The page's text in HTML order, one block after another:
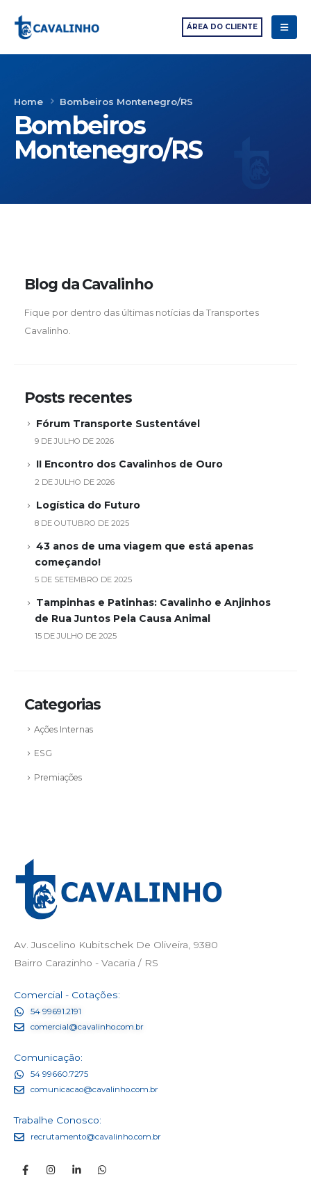
ÁREA DO CLIENTE
Home Bombeiros Montenegro/RS
Bombeiros
Montenegro/RS
Blog da Cavalinho
Fique por dentro das últimas notícias da Transportes
Cavalinho.
Posts recentes
Fórum Transporte Sustentável
9 DE JULHO DE 2026
II Encontro dos Cavalinhos de Ouro
2 DE JULHO DE 2026
Logística do Futuro
8 DE OUTUBRO DE 2025
43 anos de uma viagem que está apenas
começando!
5 DE SETEMBRO DE 2025
Tampinhas e Patinhas: Cavalinho e Anjinhos
de Rua Juntos Pela Causa Animal
15 DE JULHO DE 2025
Categorias
Ações Internas
ESG
Premiações
Av. Juscelino Kubitschek De Oliveira, 9380
Bairro Carazinho - Vacaria / RS
Comercial - Cotações:
54 99691.2191
comercial@cavalinho.com.br
Comunicação:
54 99660.7275
comunicacao@cavalinho.com.br
Trabalhe Conosco:
recrutamento@cavalinho.com.br